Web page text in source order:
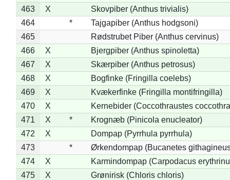
463
X
Skovpiber (Anthus trivialis)
464
*
Tajgapiber (Anthus hodgsoni)
465
Rødstrubet Piber (Anthus cervinus)
466
X
Bjergpiber (Anthus spinoletta)
467
X
Skærpiber (Anthus petrosus)
468
X
Bogfinke (Fringilla coelebs)
469
X
Kvækerfinke (Fringilla montifringilla)
470
X
Kernebider (Coccothraustes
471
X *
Krognæb (Pinicola enucleator)
472
X
Dompap (Pyrrhula pyrrhula)
473
*
Ørkendompap (Bucanetes
474
X
Karmindompap (Carpodacus
475
X
Grønirisk (Chloris chloris)